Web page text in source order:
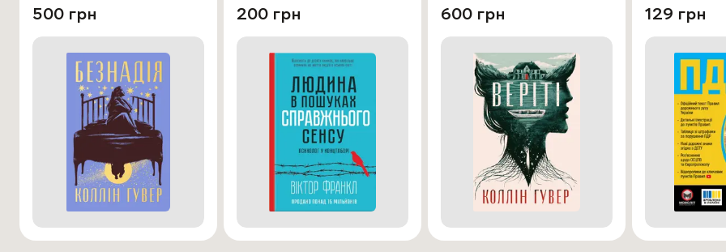
500 грн
200 грн
600 грн 129 грн